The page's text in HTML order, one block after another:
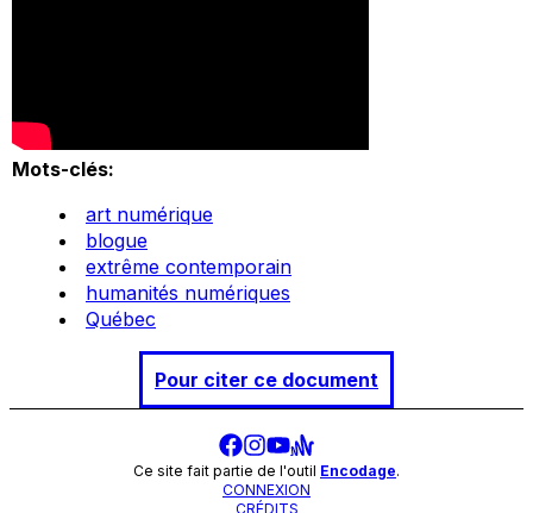
Mots-clés:
art numérique
blogue
extrême contemporain
humanités numériques
Québec
Pour citer ce document
Ce site fait partie de l'outil Encodage.
CONNEXION
CRÉDITS